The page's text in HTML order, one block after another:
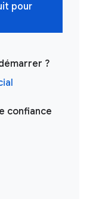
pour
?
confiance